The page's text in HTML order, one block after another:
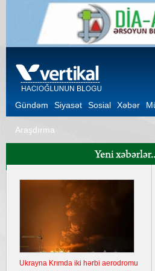
Gündəm Siyasət Sosial Xəbər
Araşdırma
Ukrayna Krımda iki hərbi aerodromu